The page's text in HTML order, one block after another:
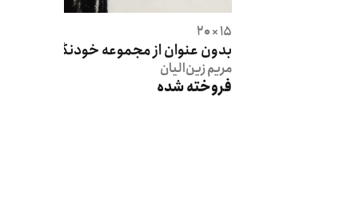
15 × 20
بدون عنوان از مجموعه خودنگاره
مریمزین‌الیان
فروخته شده